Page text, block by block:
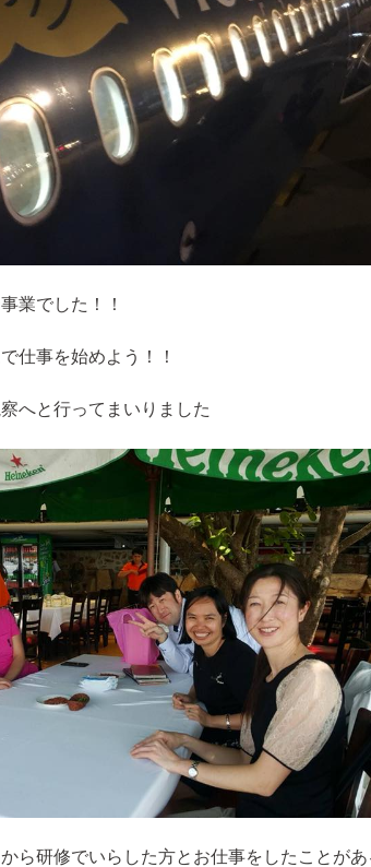
業でした！！
仕事を始めよう！！
へと行ってまいりました
ら研修でいらした方とお仕事をしたことが